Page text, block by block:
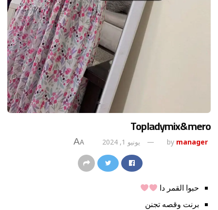
Topladymix&mero
by manager يونيو 1, 2024 A
A
حبوا القمر دا
برنت وقصه تجنن